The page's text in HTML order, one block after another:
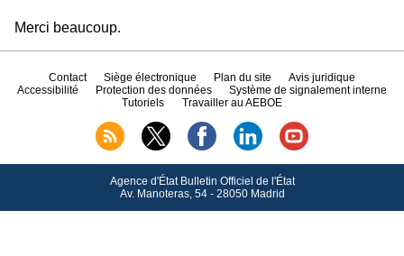
Merci beaucoup.
Contact Siège électronique Plan du site
Avis juridique
Accessibilité
Protection des données
Système de signalement interne
Tutoriels
Travailler au AEBOE
Agence d'État Bulletin Officiel de l'État
Av.Manoteras, 54 - 28050 Madrid